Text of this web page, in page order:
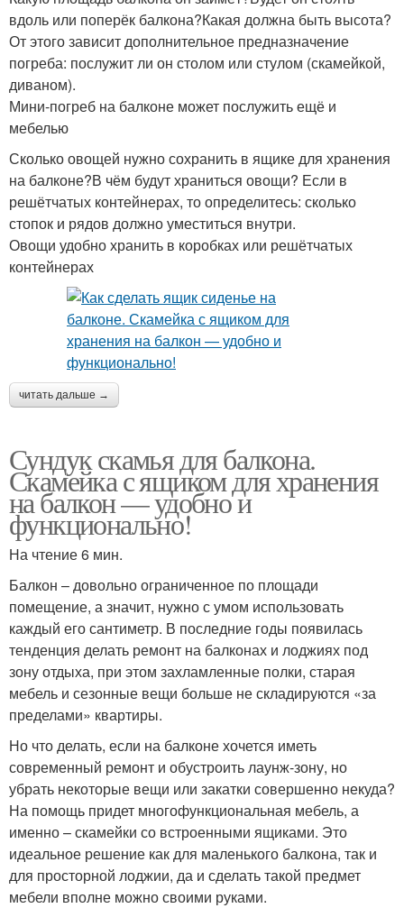
вдоль или поперёк балкона?Какая должна быть высота?
От этого зависит дополнительное предназначение
погреба: послужит ли он столом или стулом (скамейкой,
диваном).
Мини-погреб на балконе может послужить ещё и
мебелью
Сколько овощей нужно сохранить в ящике для хранения
на балконе?В чём будут храниться овощи? Если в
решётчатых контейнерах, то определитесь: сколько
стопок и рядов должно уместиться внутри.
Овощи удобно хранить в коробках или решётчатых
контейнерах
читать дальше →
Сундук скамья для балкона.
Скамейка с ящиком для хранения
на балкон — удобно и
функционально!
На чтение 6 мин.
Балкон – довольно ограниченное по площади
помещение, а значит, нужно с умом использовать
каждый его сантиметр. В последние годы появилась
тенденция делать ремонт на балконах и лоджиях под
зону отдыха, при этом захламленные полки, старая
мебель и сезонные вещи больше не складируются «за
пределами» квартиры.
Но что делать, если на балконе хочется иметь
современный ремонт и обустроить лаунж-зону, но
убрать некоторые вещи или закатки совершенно некуда?
На помощь придет многофункциональная мебель, а
именно – скамейки со встроенными ящиками. Это
идеальное решение как для маленького балкона, так и
для просторной лоджии, да и сделать такой предмет
мебели вполне можно своими руками.